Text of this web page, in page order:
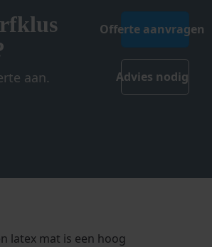
aan.
Offerte aanvragen
Advies nodig
latex mat is een hoog